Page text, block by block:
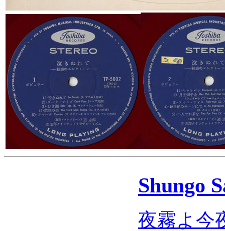
Shungo
夜霧よ今